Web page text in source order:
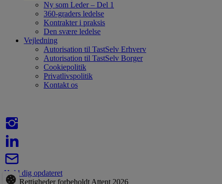
Ny som Leder – Del 1
360-graders ledelse
Kontrakter i praksis
Den svære ledelse
Vejledning
Autorisation til TastSelv Erhverv
Autorisation til TastSelv Borger
Cookiepolitik
Privatlivspolitik
Kontakt os
Hold dig opdateret
Alle Rettigheder forbeholdt Attent 2026